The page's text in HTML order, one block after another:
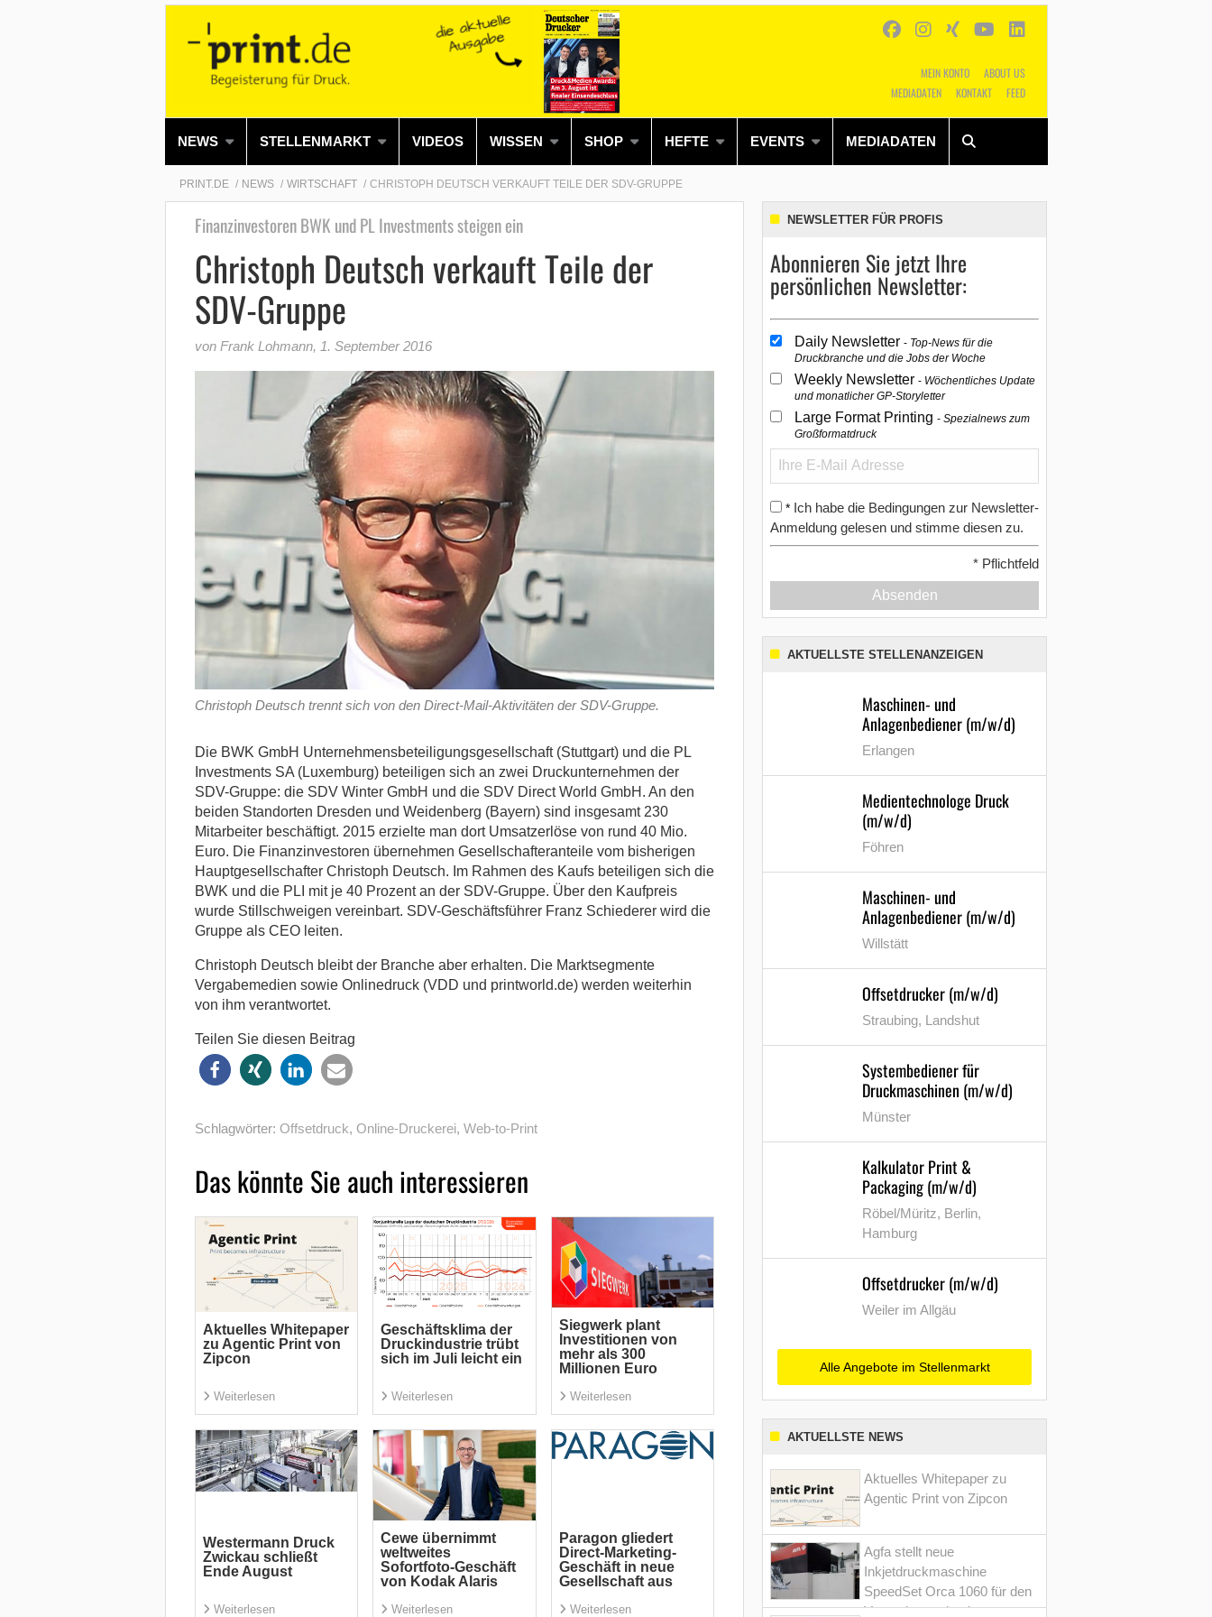
MEIN KONTO
ABOUT US
MEDIADATEN
KONTAKT FEED
NEWS STELLENMARKT VIDEOS WISSEN SHOP HEFTE EVENTS MEDIADATEN
Alles Shop SUCHEN
PRINT.DE NEWS WIRTSCHAFT CHRISTOPH DEUTSCH VERKAUFT TEILE DER SDV-GRUPPE
Finanzinvestoren BWK und PL Investments steigen ein
Christoph Deutsch verkauft Teile der
SDV-Gruppe
von Frank Lohmann, 1. September 2016
Christoph Deutsch trennt sich von den Direct-Mail-Aktivitäten der SDV-Gruppe.
Die BWK GmbH Unternehmensbeteiligungsgesellschaft (Stuttgart) und die PL
Investments SA (Luxemburg) beteiligen sich an zwei Druckunternehmen der
SDV-Gruppe: die SDV Winter GmbH und die SDV Direct World GmbH. An den
beiden Standorten Dresden und Weidenberg (Bayern) sind insgesamt 230
Mitarbeiter beschäftigt. 2015 erzielte man dort Umsatzerlöse von rund 40 Mio.
Euro. Die Finanzinvestoren übernehmen Gesellschafteranteile vom bisherigen
Hauptgesellschafter Christoph Deutsch. Im Rahmen des Kaufs beteiligen sich die
BWK und die PLI mit je 40 Prozent an der SDV-Gruppe. Über den Kaufpreis
wurde Stillschweigen vereinbart. SDV-Geschäftsführer Franz Schiederer wird die
Gruppe als CEO leiten.
Christoph Deutsch bleibt der Branche aber erhalten. Die Marktsegmente
Vergabemedien sowie Onlinedruck (VDD und printworld.de) werden weiterhin
von ihm verantwortet.
Teilen Sie diesen Beitrag
Schlagwörter: Offsetdruck, Online-Druckerei, Web-to-Print
Das könnte Sie auch interessieren
Aktuelles Whitepaper
zu Agentic Print von
Zipcon
Weiterlesen
Geschäftsklima der
Druckindustrie trübt
sich im Juli leicht ein
Weiterlesen
Siegwerk plant
Investitionen von
mehr als 300
Millionen Euro
Weiterlesen
Westermann Druck
Zwickau schließt
Ende August
Weiterlesen
Cewe übernimmt
weltweites
Sofortfoto-Geschäft
von Kodak Alaris
Weiterlesen
Paragon gliedert
Direct-Marketing-
Geschäft in neue
Gesellschaft aus
Weiterlesen
NEWSLETTER FÜR PROFIS
Abonnieren Sie jetzt Ihre
persönlichen Newsletter:
Daily Newsletter Top-News für die
Druckbranche und die Jobs der Woche
Weekly Newsletter Wöchentliches Update
und monatlicher GP-Storyletter
Large Format Printing Spezialnews zum
Großformatdruck
* Ich habe die Bedingungen zur Newsletter-
Anmeldung gelesen und stimme diesen zu.
* Pflichtfeld
Absenden
AKTUELLSTE STELLENANZEIGEN
Maschinen- und
Anlagenbediener (m/w/d)
Erlangen
Medientechnologe Druck
(m/w/d)
Föhren
Maschinen- und
Anlagenbediener (m/w/d)
Willstätt
Offsetdrucker (m/w/d)
Straubing, Landshut
Systembediener für
Druckmaschinen (m/w/d)
Münster
Kalkulator Print &
Packaging (m/w/d)
Röbel/Müritz, Berlin,
Hamburg
Offsetdrucker (m/w/d)
Weiler im Allgäu
Alle Angebote im Stellenmarkt
AKTUELLSTE NEWS
Aktuelles Whitepaper zu
Agentic Print von Zipcon
Agfa stellt neue
Inkjetdruckmaschine
SpeedSet Orca 1060 für den
Verpackungsdruck vor